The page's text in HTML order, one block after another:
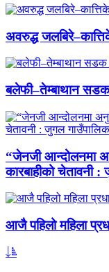
अवरुद्ध
बलेफी–तेम्बाथान
“जेनजी आन्दोलनमा
कारबाहीको चेतावनी
आजै पहिलो महिला